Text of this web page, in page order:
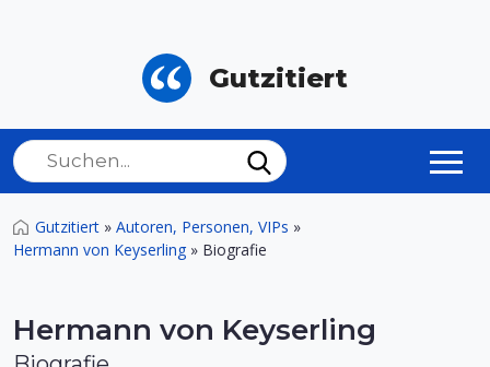
Gutzitiert
Gutzitiert » Autoren, Personen, VIPs »
Hermann von Keyserling» Biografie
Hermann von Keyserling